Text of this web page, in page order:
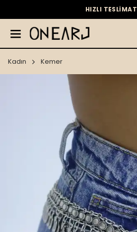
HIZLI TESLİMAT
Kadın Kemer